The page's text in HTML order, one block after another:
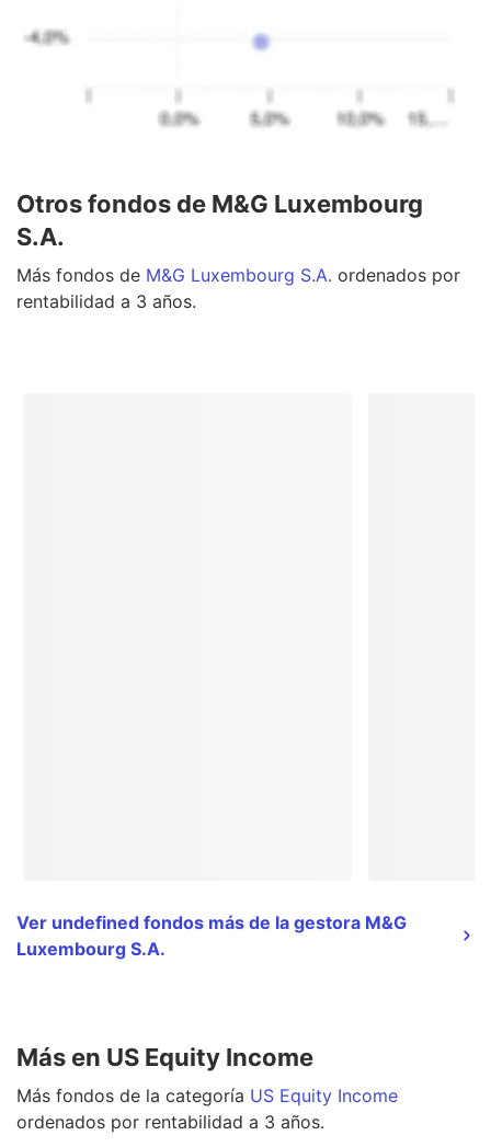
Otros fondos de M&G Luxembourg
S.A.
Más fondos de M&G Luxembourg S.A. ordenados por
rentabilidad a 3 años.
Ver undefined fondos más de la gestora M&G
Luxembourg S.A.
Más en US Equity Income
Más fondos de la categoría US Equity Income
ordenados por rentabilidad a 3 años.